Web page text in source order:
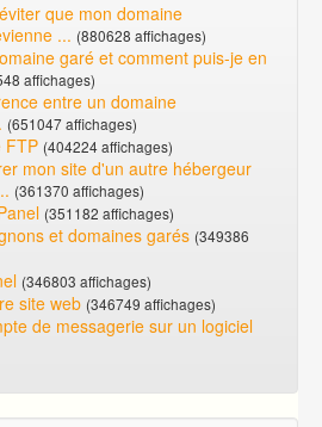
que mon domaine
... (880628 affichages)
garé et comment puis-je en
affichages)
entre un domaine
(651047 affichages)
FTP (404224 affichages)
mon site d'un autre hébergeur
(361370 affichages)
(351182 affichages)
et domaines garés (349386
(346803 affichages)
site web (346749 affichages)
de messagerie sur un logiciel